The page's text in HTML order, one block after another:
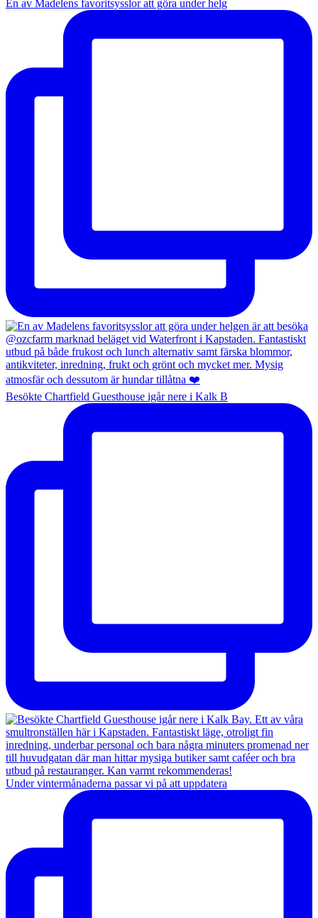
En av Madelens favoritsysslor att göra under helg
Besökte Chartfield Guesthouse igår nere i Kalk B
Under vintermånaderna passar vi på att uppdatera